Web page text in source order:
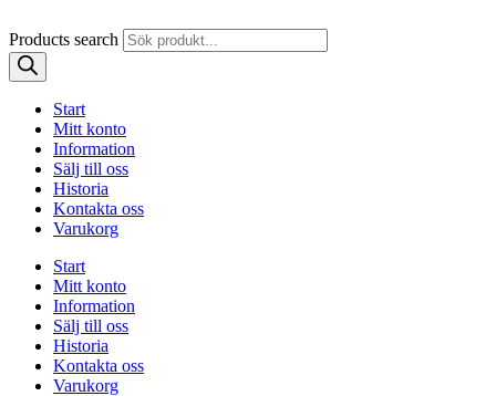
Products search
Start
Mitt konto
Information
Sälj till oss
Historia
Kontakta oss
Varukorg
Start
Mitt konto
Information
Sälj till oss
Historia
Kontakta oss
Varukorg